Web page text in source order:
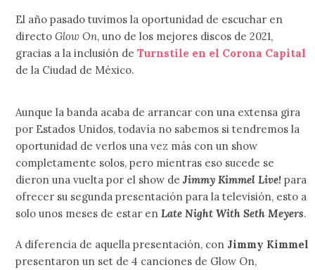
El año pasado tuvimos la oportunidad de escuchar en
directoGlow On, uno de los mejores discos de 2021,
gracias a la inclusión deTurnstile en el Corona Capital
de la Ciudad de México.
Aunque la banda acaba de arrancar con una extensa gira
por Estados Unidos, todavía no sabemos si tendremos la
oportunidad de verlos una vez más con un show
completamente solos, pero mientras eso sucede se
dieron una vuelta por el show deJimmy Kimmel Live! para
ofrecer su segunda presentación para la televisión, esto a
solo unos meses de estar en Late Night With Seth Meyers.
A diferencia de aquella presentación, con Jimmy Kimmel
presentaron un set de 4 canciones de Glow On,